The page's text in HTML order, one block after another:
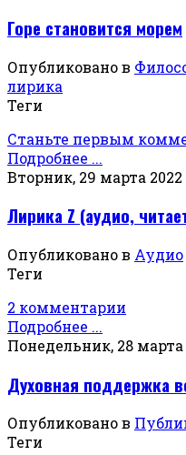
Горе становится морем
Опубликовано в
лирика
Теги
Станьте первым
Подробнее ...
Вторник, 29 марта 2022
Лирика Z (аудио,
Опубликовано в Аудио
Теги
2 комментарии
Подробнее ...
Понедельник, 28 марта
Духовная поддержка
Опубликовано в
Теги